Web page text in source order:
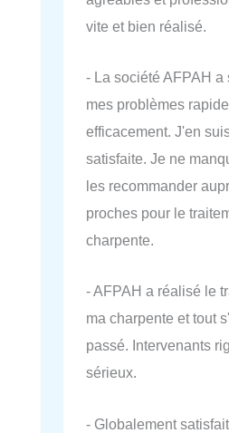
vite et bien réalisé.
- La société AFPAH a
mes problèmes
efficacement. J'en
satisfaite. Je ne
les recommander
proches pour le
charpente.
- AFPAH a réalisé le
ma charpente et tout
passé. Intervenants
sérieux.
- Globalement